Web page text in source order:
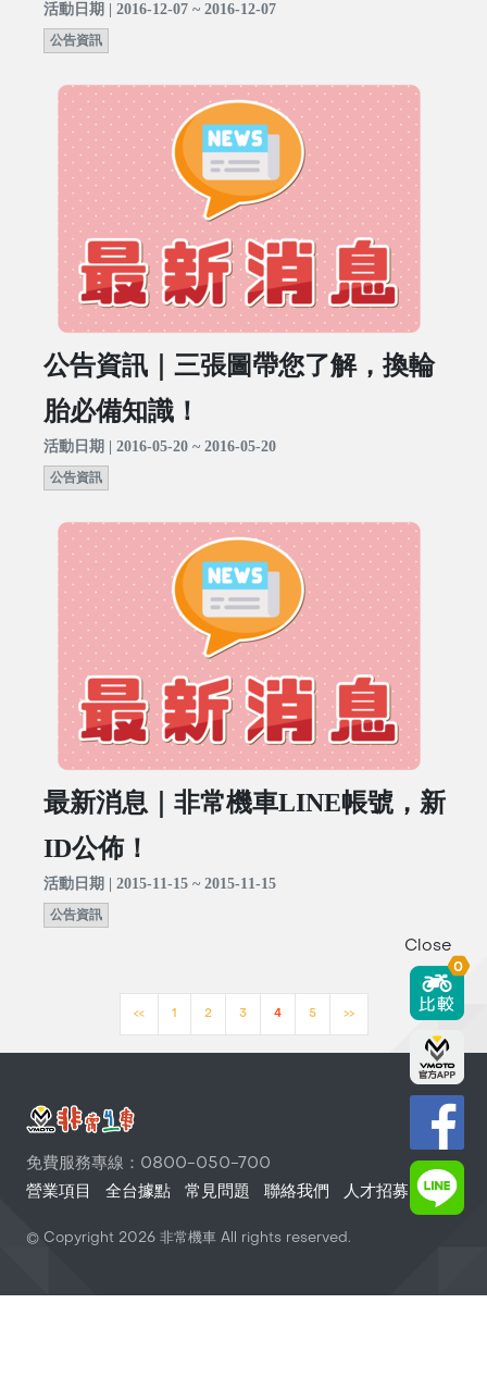
活動日期 | 2016-12-07 ~ 2016-12-07
公告資訊
公告資訊｜三張圖帶您了解，換輪
胎必備知識！
活動日期 | 2016-05-20 ~ 2016-05-20
公告資訊
最新消息｜非常機車LINE帳號，新
ID公佈！
活動日期 | 2015-11-15 ~ 2015-11-15
公告資訊
<< 1 2 3 4 5 >>
免費服務專線：0800-050-700
營業項目
全台據點 常見問題 聯絡我們 人才招募
© Copyright 2026 非常機車 All rights reserved.
Close
0